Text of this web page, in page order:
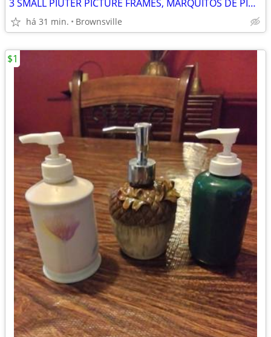
3 SMALL PIUTER PICTURE FRAMES, MARQUITOS DE PIUTER
há 31 min. Brownsville
$1